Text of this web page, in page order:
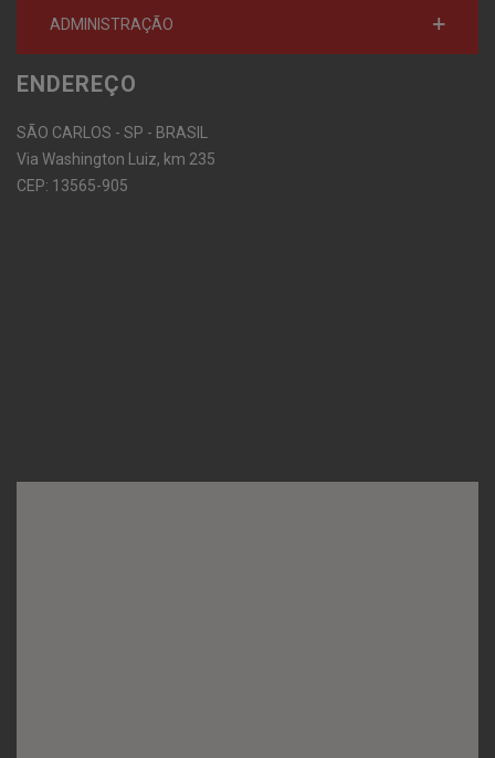
ADMINISTRAÇÃO
ENDEREÇO
SÃO CARLOS - SP - BRASIL
Via Washington Luiz, km 235
CEP: 13565-905